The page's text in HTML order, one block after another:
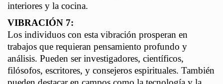
interiores y la cocina.
VIBRACIÓN 7:
Los individuos con esta vibración prosperan en
trabajos que requieran pensamiento profundo y
análisis. Pueden ser investigadores, científicos,
filósofos, escritores, y consejeros espirituales. También